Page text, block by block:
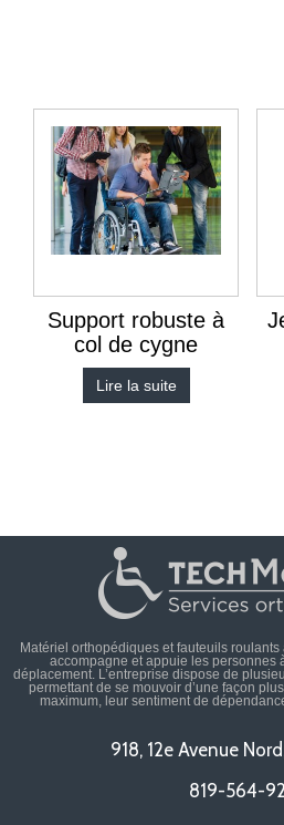
Support robuste à
col de cygne
Lire la suite
Matériel orthopédiques et fauteuils
accompagne et appuie les personnes
déplacement. L’entreprise dispose de
permettant de se mouvoir d’une façon
maximum, leur sentiment de
918, 12e Avenue
819-564-